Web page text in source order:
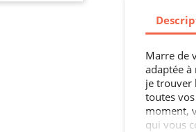
Marre de
adaptée à
je trouver
toutes
moment,
qui vous